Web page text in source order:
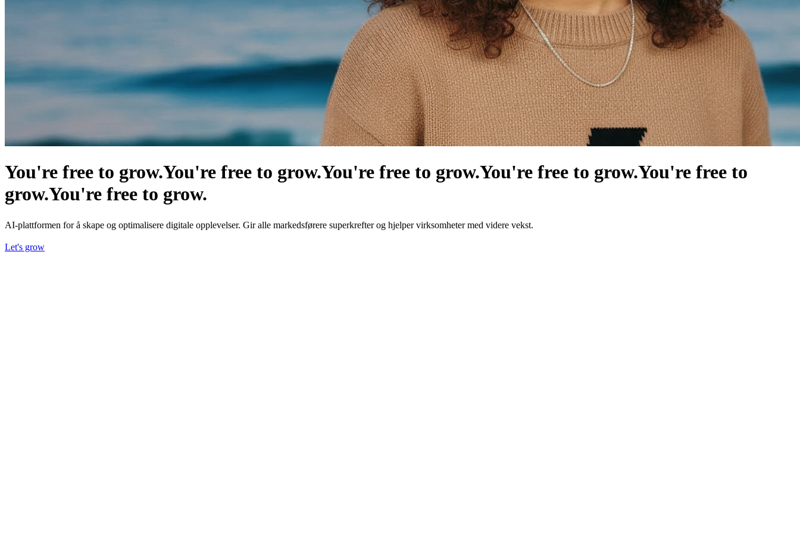
You're free to grow.You're free to grow.You're free to grow.You're free to grow.You're free to
grow.You're free to grow.
AI-plattformen for å skape og optimalisere digitale opplevelser. Gir alle markedsførere superkrefter og hjelper virksomheter med videre vekst.
Let's grow